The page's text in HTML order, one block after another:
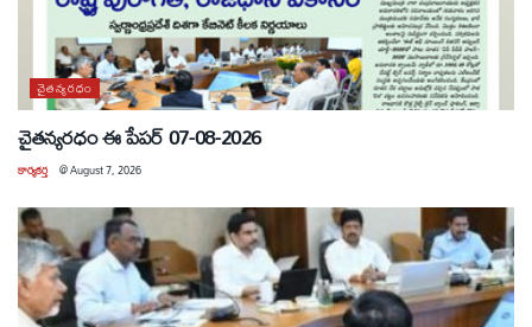
చైతన్యరధం
చైతన్యరధం ఈ పేపర్ 07-08-2026
కార్యకర్త @August 7, 2026